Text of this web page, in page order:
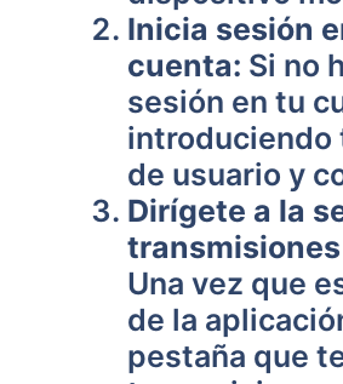
Inicia sesión
cuenta: Si no
sesión en tu
introduciendo
de usuario y
Dirígete a la
Una vez que
de la
pestaña que